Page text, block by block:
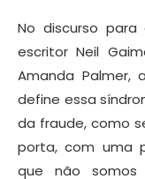
No discurso
escritor Neil
Amanda
define essa
da fraude, como
porta, com uma
que não somos